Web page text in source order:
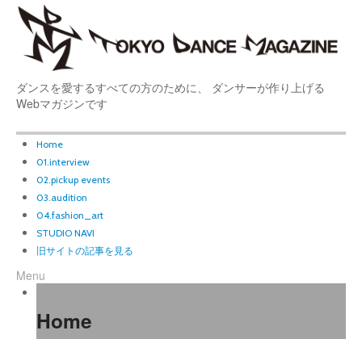
ダンスを愛するすべての方のために、 ダンサーが作り上げる
Webマガジンです
Home
01.interview
02.pickup events
03.audition
04.fashion_art
STUDIO NAVI
旧サイトの記事を見る
Menu
Home